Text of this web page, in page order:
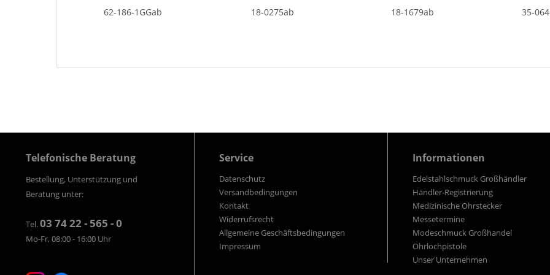
62-186-1GGab 18-0275ab 18-1679ab 35-
Telefonische Beratung
Bestellung, Unterstützung und
Beratung unter:
Tel.03 74 22 - 565 - 0
Mo-Fr, 08:00 - 16:00 Uhr
Service
Datenschutz
Versandbedingungen
Kontakt
Widerrufsrecht
Allgemeine Geschäftsbedingungen
Impressum
Informationen
Edelstahlschmuck Großhändler
Händler-Registrierung
Medizinische Ohrstecker
Messetermine
Modeschmuck Großhandel
Ohrlochpistole
Unser Unternehmen